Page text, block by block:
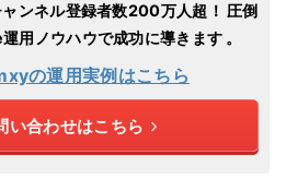
ンネル登録者数200万人超！ 圧倒
用ノウハウで成功に導きます 。
の運用実例はこちら
い合わせはこちら